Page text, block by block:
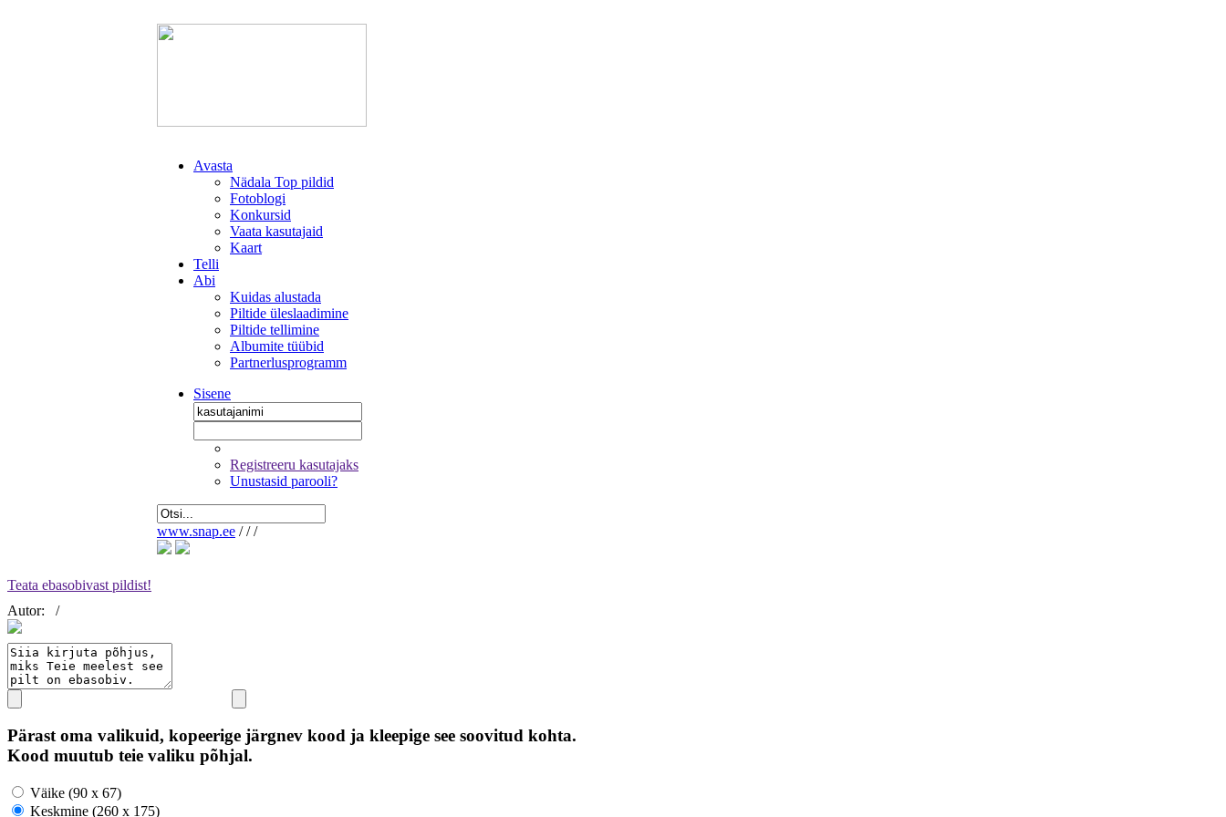
Avasta
Nädala Top pildid
Fotoblogi
Konkursid
Vaata kasutajaid
Kaart
Telli
Abi
Kuidas alustada
Piltide üleslaadimine
Piltide tellimine
Albumite tüübid
Partnerlusprogramm
Sisene
Registreeru kasutajaks
Unustasid parooli?
www.snap.ee / / /
Teata ebasobivast pildist!
Autor:
/
Pärast oma valikuid, kopeerige järgnev kood ja kleepige see soovitud kohta.
Kood muutub teie valiku põhjal.
Väike (90 x 67)
Keskmine (260 x 175)